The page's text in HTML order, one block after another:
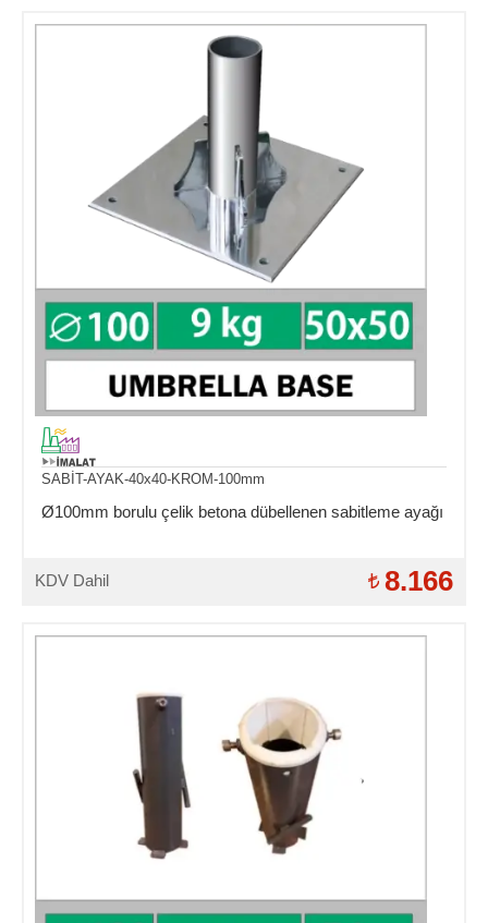
SABİT-AYAK-40x40-KROM-100mm
Ø100mm borulu çelik betona dübellenen sabitleme ayağı
KDV Dahil 8.166